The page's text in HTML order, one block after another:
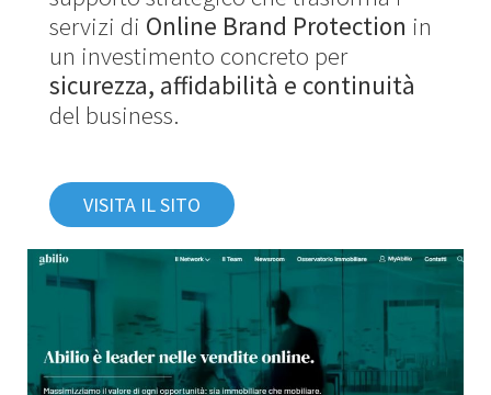
servizi di Online Brand Protection in
un investimento concreto per
sicurezza, affidabilità e continuità
del business.
VISITA IL SITO